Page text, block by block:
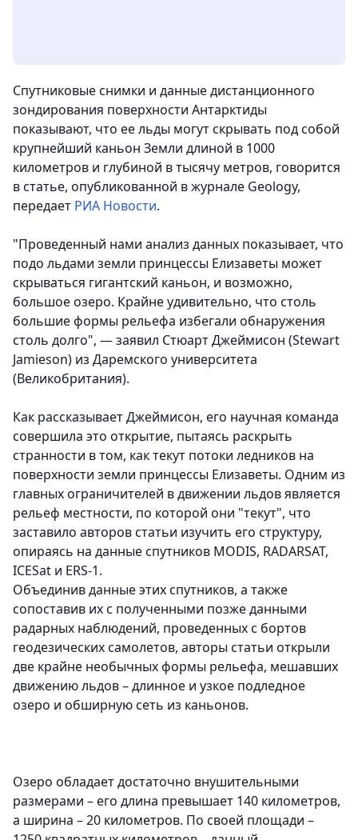
Спутниковые снимки и данные дистанционного
зондирования поверхности Антарктиды
показывают, что ее льды могут скрывать под собой
крупнейший каньон Земли длиной в 1000
километров и глубиной в тысячу метров, говорится
в статье, опубликованной в журнале Geology,
передает РИА Новости.
"Проведенный нами анализ данных показывает, что
подо льдами земли принцессы Елизаветы может
скрываться гигантский каньон, и возможно,
большое озеро. Крайне удивительно, что столь
большие формы рельефа избегали обнаружения
столь долго", — заявил Стюарт Джеймисон (Stewart
Jamieson) из Даремского университета
(Великобритания).
Как рассказывает Джеймисон, его научная команда
совершила это открытие, пытаясь раскрыть
странности в том, как текут потоки ледников на
поверхности земли принцессы Елизаветы. Одним из
главных ограничителей в движении льдов является
рельеф местности, по которой они "текут", что
заставило авторов статьи изучить его структуру,
опираясь на данные спутников MODIS, RADARSAT,
ICESat и ERS-1.
Объединив данные этих спутников, а также
сопоставив их с полученными позже данными
радарных наблюдений, проведенных с бортов
геодезических самолетов, авторы статьи открыли
две крайне необычных формы рельефа, мешавших
движению льдов – длинное и узкое подледное
озеро и обширную сеть из каньонов.
Озеро обладает достаточно внушительными
размерами – его длина превышает 140 километров,
а ширина – 20 километров. По своей площади –